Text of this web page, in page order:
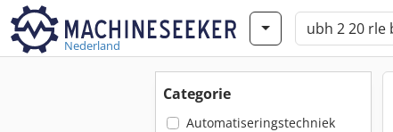
Nederland
Categorie
Automatiseringstechniek